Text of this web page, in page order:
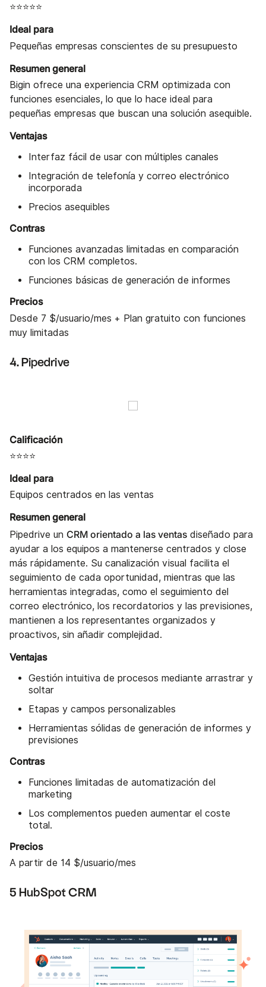
⭐⭐⭐⭐⭐
Ideal para
Pequeñas empresas conscientes de su presupuesto
Resumen general
Bigin ofrece una experiencia CRM optimizada con
funciones esenciales, lo que lo hace ideal para
pequeñas empresas que buscan una solución asequible.
Ventajas
Interfaz fácil de usar con múltiples canales
Integración de telefonía y correo electrónico
incorporada
Precios asequibles
Contras
Funciones avanzadas limitadas en comparación
con los CRM completos.
Funciones básicas de generación de informes
Precios
Desde 7 $/usuario/mes + Plan gratuito con funciones
muy limitadas
4. Pipedrive
Calificación
⭐⭐⭐⭐
Ideal para
Equipos centrados en las ventas
Resumen general
Pipedrive un CRM orientado a las ventas diseñado para
ayudar a los equipos a mantenerse centrados y close
más rápidamente. Su canalización visual facilita el
seguimiento de cada oportunidad, mientras que las
herramientas integradas, como el seguimiento del
correo electrónico, los recordatorios y las previsiones,
mantienen a los representantes organizados y
proactivos, sin añadir complejidad.
Ventajas
Gestión intuitiva de procesos mediante arrastrar y
soltar
Etapas y campos personalizables
Herramientas sólidas de generación de informes y
previsiones
Contras
Funciones limitadas de automatización del
marketing
Los complementos pueden aumentar el coste
total.
Precios
A partir de 14 $/usuario/mes
5 HubSpot CRM